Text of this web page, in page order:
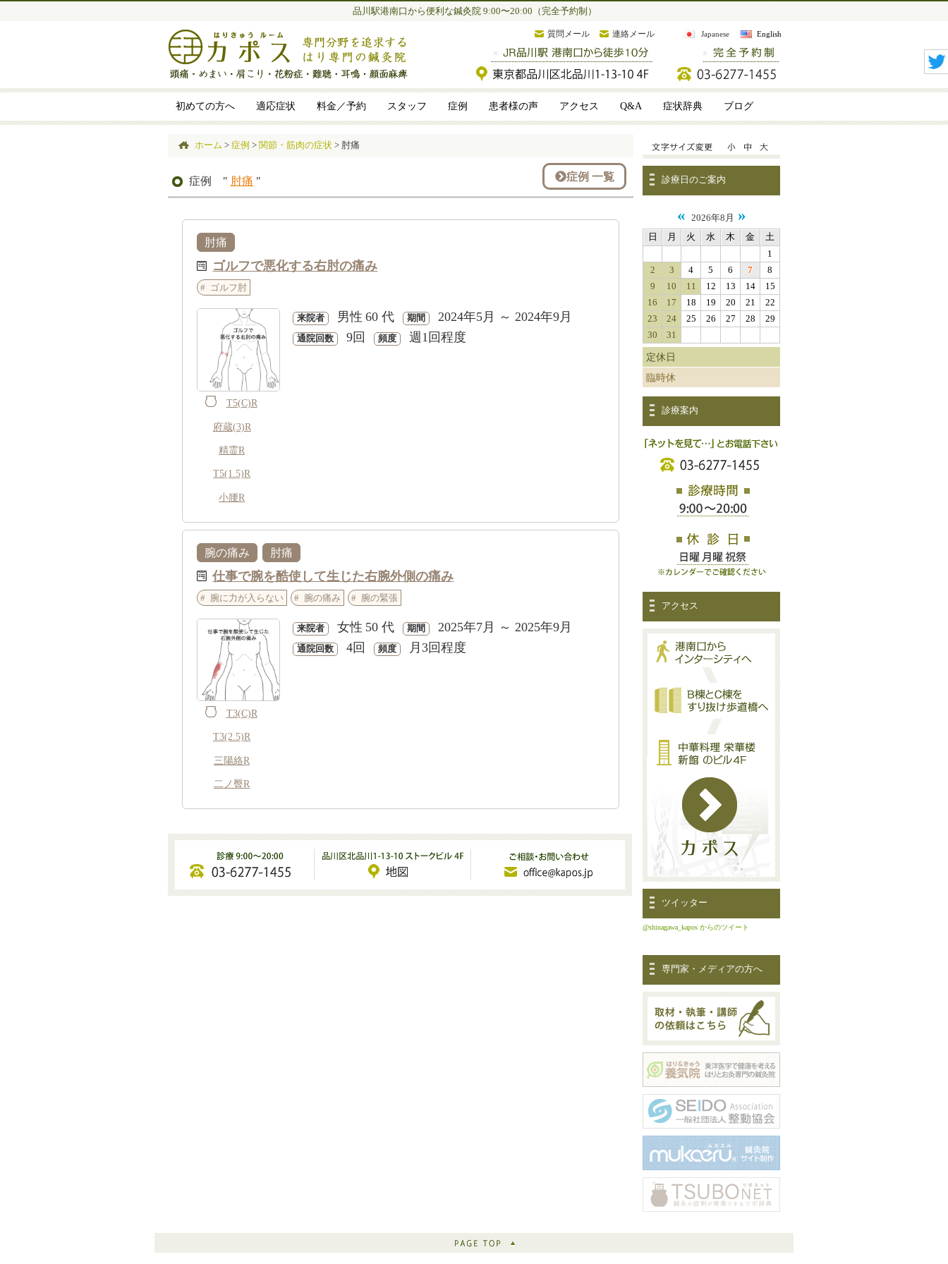
品川駅港南口から便利な鍼灸院 9:00〜20:00（完全予約制）
質問メール 連絡メール Japanese English
初めての方へ 適応症状 料金／予約 スタッフ 症例 患者様の声 アクセス Q&A 症状辞典 ブログ
ホーム > 症例 > 関節・筋肉の症状 > 肘痛
症例 " 肘痛 " 症例 一覧
肘痛
ゴルフで悪化する右肘の痛み
ゴルフ肘
T5(C)R
府蔵(3)R
精霊R
T5(1.5)R
小腰R
来院者 男性 60 代 期間 2024年5月 ～ 2024年9月
通院回数 9回 頻度 週1回程度
腕の痛み 肘痛
仕事で腕を酷使して生じた右腕外側の痛み
腕に力が入らない 腕の痛み 腕の緊張
T3(C)R
T3(2.5)R
三陽絡R
二ノ臀R
来院者 女性 50 代 期間 2025年7月 ～ 2025年9月
通院回数 4回 頻度 月3回程度
診療日のご案内
« 2026年8月 »
日 月 火 水 木 金
土
1
2
3 4 5 6 7
8
9
10 11 12 13 14
15
16
17 18 19 20 21
22
23
24 25 26 27 28
29
30
31
定休日
臨時休
診療案内
アクセス
ツイッター
@shinagawa_kapos からのツイート
専門家・メディアの方へ